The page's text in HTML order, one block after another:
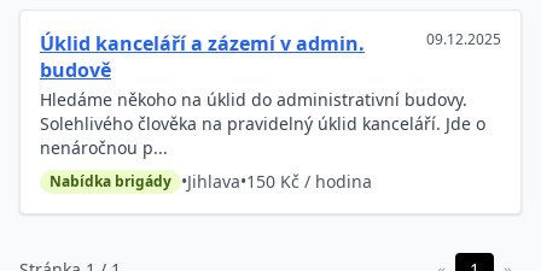
Úklid kanceláří a zázemí v admin.
budově
09.12.2025
Hledáme někoho na úklid do administrativní budovy.
Solehlivého člověka na pravidelný úklid kanceláří. Jde o
nenáročnou p...
Nabídka brigády •Jihlava•150 Kč / hodina